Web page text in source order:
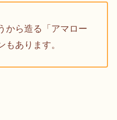
から造る「アマロー
もあります。